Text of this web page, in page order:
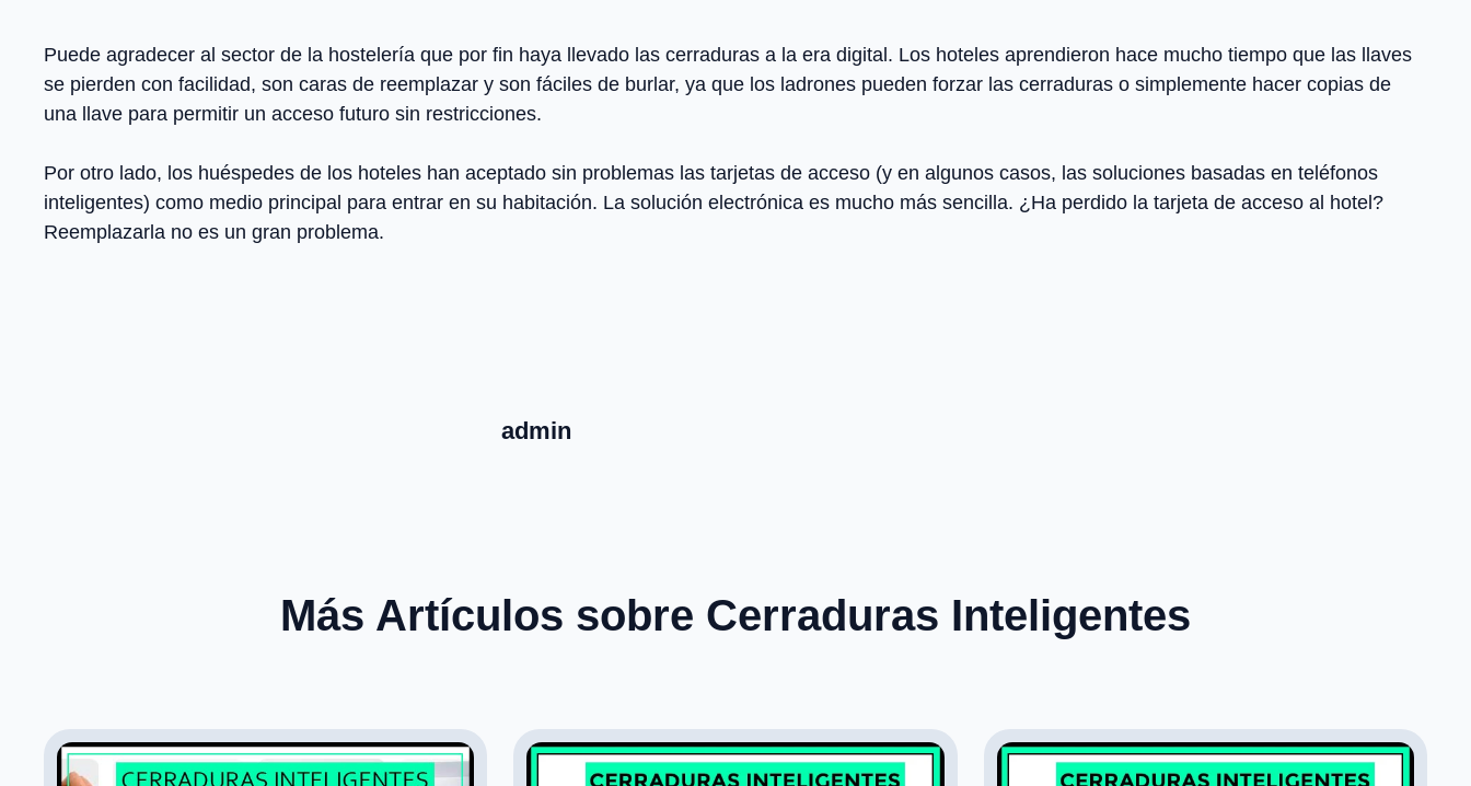
Puede agradecer al sector de la hostelería que por fin haya llevado las cerraduras a la era digital. Los hoteles aprendieron hace mucho tiempo que las llaves
se pierden con facilidad, son caras de reemplazar y son fáciles de burlar, ya que los ladrones pueden forzar las cerraduras o simplemente hacer copias de
una llave para permitir un acceso futuro sin restricciones.
Por otro lado, los huéspedes de los hoteles han aceptado sin problemas las tarjetas de acceso (y en algunos casos, las soluciones basadas en teléfonos
inteligentes) como medio principal para entrar en su habitación. La solución electrónica es mucho más sencilla. ¿Ha perdido la tarjeta de acceso al hotel?
Reemplazarla no es un gran problema.
admin
Más Artículos sobre Cerraduras Inteligentes